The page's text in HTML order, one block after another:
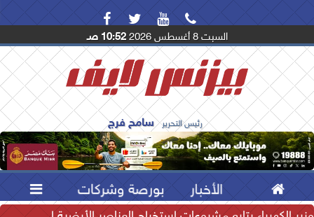
   
السبت 8 أغسطس 2026 10:52 صـ
رئيس التحرير سامح فرج
 الأخبار بورصة وشركات 